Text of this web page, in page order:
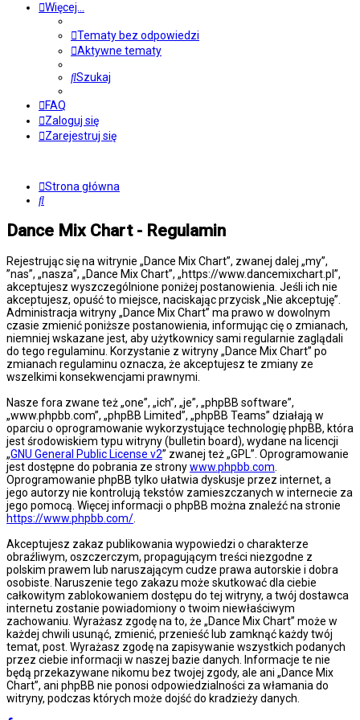
Więcej…
Tematy bez odpowiedzi
Aktywne tematy
Szukaj
FAQ
Zaloguj się
Zarejestruj się
Strona główna
Szukaj
Dance Mix Chart - Regulamin
Rejestrując się na witrynie „Dance Mix Chart”, zwanej dalej „my”,
”nas”, „nasza”, „Dance Mix Chart”, „https://www.dancemixchart.pl”,
akceptujesz wyszczególnione poniżej postanowienia. Jeśli ich nie
akceptujesz, opuść to miejsce, naciskając przycisk „Nie akceptuję”.
Administracja witryny „Dance Mix Chart” ma prawo w dowolnym
czasie zmienić poniższe postanowienia, informując cię o zmianach,
niemniej wskazane jest, aby użytkownicy sami regularnie zaglądali
do tego regulaminu. Korzystanie z witryny „Dance Mix Chart” po
zmianach regulaminu oznacza, że akceptujesz te zmiany ze
wszelkimi konsekwencjami prawnymi.
Nasze fora zwane też „one”, „ich”, „je”, „phpBB software”,
„www.phpbb.com”, „phpBB Limited”, „phpBB Teams” działają w
oparciu o oprogramowanie wykorzystujące technologię phpBB, która
jest środowiskiem typu witryny (bulletin board), wydane na licencji
„GNU General Public License v2” zwanej też „GPL”. Oprogramowanie
jest dostępne do pobrania ze stronywww.phpbb.com
Oprogramowanie phpBB tylko ułatwia dyskusje przez internet, a
jego autorzy nie kontrolują tekstów zamieszczanych w internecie za
jego pomocą. Więcej informacji o phpBB można znaleźć na stronie
https://www.phpbb.com/
Akceptujesz zakaz publikowania wypowiedzi o charakterze
obraźliwym, oszczerczym, propagującym treści niezgodne z
polskim prawem lub naruszającym cudze prawa autorskie i dobra
osobiste. Naruszenie tego zakazu może skutkować dla ciebie
całkowitym zablokowaniem dostępu do tej witryny, a twój dostawca
internetu zostanie powiadomiony o twoim niewłaściwym
zachowaniu. Wyrażasz zgodę na to, że „Dance Mix Chart” może w
każdej chwili usunąć, zmienić, przenieść lub zamknąć każdy twój
temat, post. Wyrażasz zgodę na zapisywanie wszystkich podanych
przez ciebie informacji w naszej bazie danych. Informacje te nie
będą przekazywane nikomu bez twojej zgody, ale ani „Dance Mix
Chart”, ani phpBB nie ponosi odpowiedzialności za włamania do
witryny, podczas których może dojść do kradzieży danych.